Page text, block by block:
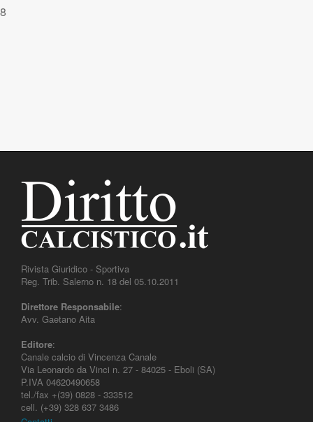
8
Rivista Giuridico - Sportiva
Reg. Trib. Salerno n. 18 del 05.10.2011
Direttore Responsabile:
Avv. Gaetano Aita
Editore:
Canale calcio di Vincenza Canale
Via Leonardo da Vinci n. 27 - 84025 - Eboli (SA)
P.IVA 04620490658
tel./fax +(39) 0828 - 333512
cell. (+39) 328 637 3486